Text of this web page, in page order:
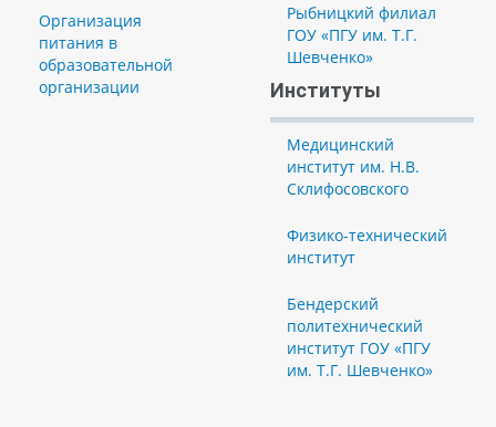
Организация
питания в
образовательной
организации
Рыбницкий филиал
ГОУ «ПГУ им. Т.Г.
Шевченко»
Институты
Медицинский
институт им. Н.В.
Склифосовского
Физико-технический
институт
Бендерский
политехнический
институт ГОУ «ПГУ
им. Т.Г. Шевченко»